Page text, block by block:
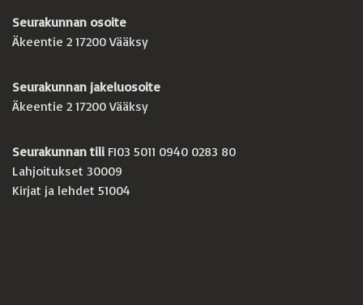
Seurakunnan osoite
Äkeentie 2 17200 Vääksy
Seurakunnan jakeluosoite
Äkeentie 2 17200 Vääksy
Seurakunnan tili FI03 5011 0940 0283 80
Lahjoitukset 30009
Kirjat ja lehdet 51004